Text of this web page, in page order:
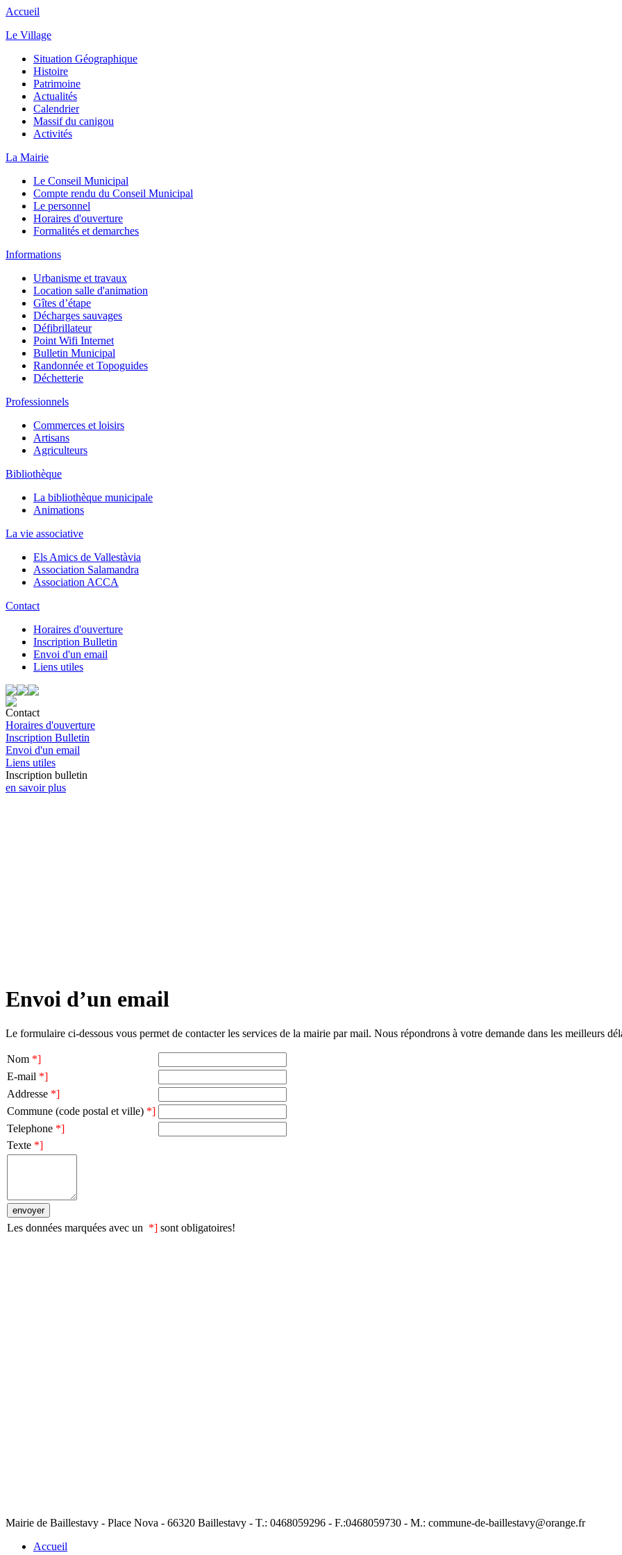
Accueil
Le Village
Situation Géographique
Histoire
Patrimoine
Actualités
Calendrier
Massif du canigou
Activités
La Mairie
Le Conseil Municipal
Compte rendu du Conseil Municipal
Le personnel
Horaires d'ouverture
Formalités et demarches
Informations
Urbanisme et travaux
Location salle d'animation
Gîtes d’étape
Décharges sauvages
Défibrillateur
Point Wifi Internet
Bulletin Municipal
Randonnée et Topoguides
Déchetterie
Professionnels
Commerces et loisirs
Artisans
Agriculteurs
Bibliothèque
La bibliothèque municipale
Animations
La vie associative
Els Amics de Vallestàvia
Association Salamandra
Association ACCA
Contact
Horaires d'ouverture
Inscription Bulletin
Envoi d'un email
Liens utiles
Contact
Horaires d'ouverture
Inscription Bulletin
Envoi d'un email
Liens utiles
Inscription bulletin
en savoir plus
Envoi d’un email
Le formulaire ci-dessous vous permet de contacter les services de la mairie par mail. Nous répondrons à votre demande dans les meilleurs
Nom *]
E-mail *]
Addresse *]
Commune (code postal et ville) *]
Telephone *]
Texte *]
Les données marquées avec un *] sont obligatoires!
Mairie de Baillestavy - Place Nova - 66320 Baillestavy - T.: 0468059296 - F.:0468059730 - M.: commune-de-baillestavy@orange.fr
Accueil